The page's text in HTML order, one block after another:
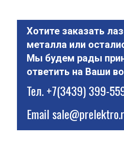
Хотите заказать
металла или
Мы будем рады
ответить на Ваши
Тел.+7(3439) 399-
Email